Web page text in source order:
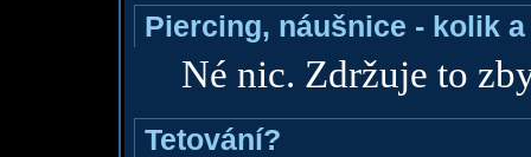
Piercing, náušnice - kolik
Né nic. Zdržuje to
Tetování?